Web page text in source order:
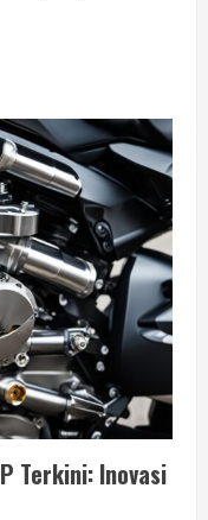
Terkini: Inovasi